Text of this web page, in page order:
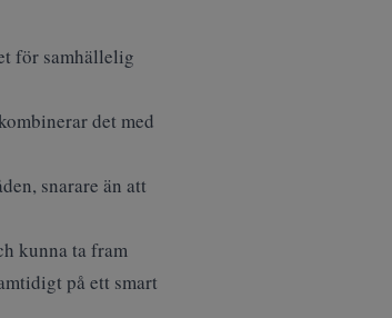
för samhällelig
det med
snarare än att
kunna ta fram
på ett smart